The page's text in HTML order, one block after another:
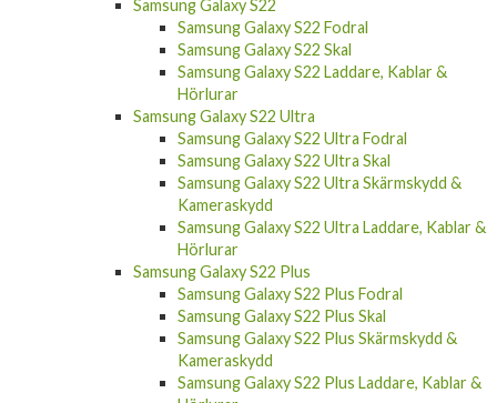
Samsung Galaxy S22 Fodral
Samsung Galaxy S22 Skal
Samsung Galaxy S22 Laddare, Kablar &
Hörlurar
Samsung Galaxy S22 Ultra
Samsung Galaxy S22 Ultra Fodral
Samsung Galaxy S22 Ultra Skal
Samsung Galaxy S22 Ultra Skärmskydd &
Kameraskydd
Samsung Galaxy S22 Ultra Laddare, Kablar &
Hörlurar
Samsung Galaxy S22 Plus
Samsung Galaxy S22 Plus Fodral
Samsung Galaxy S22 Plus Skal
Samsung Galaxy S22 Plus Skärmskydd &
Kameraskydd
Samsung Galaxy S22 Plus Laddare, Kablar &
Hörlurar